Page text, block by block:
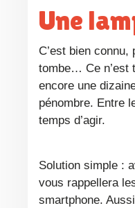
Une
C’est bien connu, passé le mois d’octobre, on a envie d’aller se mettre au lit à partir de 18h00 avec le froid et la nuit qui
tombe… Ce n’est
encore une
pénombre. Entre
temps d’agir.
Solution simple : avoir une petite lampe torche avec soi. Les plus aventuriers opteront pour une bonne vieille frontale (ça
vous rappellera
smartphone.